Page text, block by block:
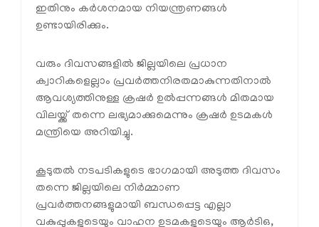
ഇതിനും കര്‍ശനമായ നിയന്ത്രണങ്ങള്‍
ഉണ്ടായിരിക്കും.
വരും ദിവസങ്ങളില്‍ ജില്ലയിലെ പ്രധാന
ക്വാറികളെല്ലാം പ്രവര്‍ത്തനിരതമാകുന്നതിനാല്‍
ആവശ്യത്തിനുള്ള ക്രഷര്‍ ഉല്‍പ്പന്നങ്ങള്‍ മിതമായ
വിലയ്ക്ക് തന്നെ ലഭ്യമാക്കുമെന്നും ക്രഷര്‍ ഉടമകള്‍
മന്ത്രിയെ അറിയിച്ചു.
കൂടുതല്‍ നടപടികളുടെ ഭാഗമായി അടുത്ത ദിവസം
തന്നെ ജില്ലയിലെ നിര്‍മ്മാണ
പ്രവര്‍ത്തനങ്ങളുമായി ബന്ധപ്പെട്ട എല്ലാ
വകുപ്പുകളുടെയും വാഹന ഉടമകളുടെയും ആര്‍ടിഒ,